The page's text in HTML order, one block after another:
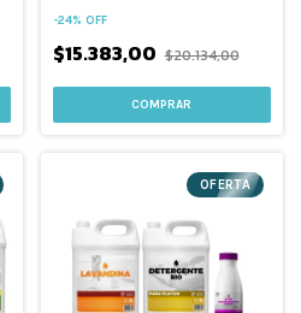
-24% OFF
$15.383,00 $20.134,00
COMPRAR
OFERTA